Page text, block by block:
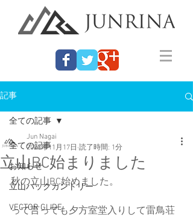
記事
全ての記事
お知らせ
立山バックカントリー
VECTOR GLIDE
全ての記事
立山BC始まりました
Jun Nagai
2023年11月17日 読了時間: 1分
秋の立山BC始めました。
って言っても夕方室堂入りして雷鳥荘